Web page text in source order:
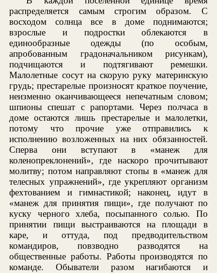
распределяется самым строгим образом. С
восходом солнца все в доме поднимаются;
взрослые и подростки облекаются в
единообразные одежды (по особым,
апробованным градоначальником рисункам),
подчищаются и подтягивают ремешки.
Малолетные сосут на скорую руку материнскую
грудь; престарелые произносят краткое поучение,
неизменно оканчивающееся непечатным словом;
шпионы спешат с рапортами. Через полчаса в
доме остаются лишь престарелые и малолетки,
потому что прочие уже отправились к
исполнению возложенных на них обязанностей.
Сперва они вступают в «манеж для
коленопреклонений», где наскоро прочитывают
молитву; потом направляют стопы в «манеж для
телесных упражнений», где укрепляют организм
фехтованием и гимнастикой; наконец, идут в
«манеж для принятия пищи», где получают по
куску черного хлеба, посыпанного солью. По
принятии пищи выстраиваются на площади в
каре, и оттуда, под предводительством
командиров, повзводно разводятся на
общественные работы. Работы производятся по
команде. Обыватели разом нагибаются и